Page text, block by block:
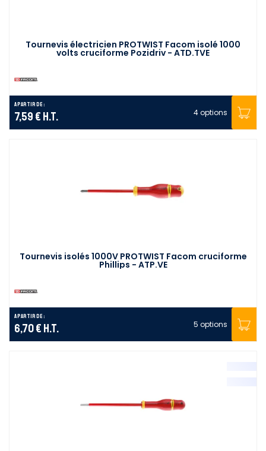
Tournevis électricien PROTWIST Facom isolé 1000
volts cruciforme Pozidriv - ATD.TVE
A partir de :
7,59 € H.T. 4 options
Tournevis isolés 1000V PROTWIST Facom cruciforme
Phillips - ATP.VE
A partir de :
6,70 € H.T. 5 options